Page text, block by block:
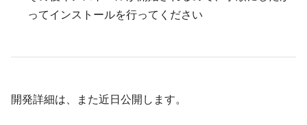
ってインストールを行ってください
開発詳細は、また近日公開します。